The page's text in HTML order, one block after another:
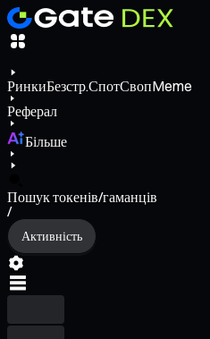
РинкиБезстр.СпотСвопMeme
Реферал
Більше
Пошук токенів/гаманців
/
Активність